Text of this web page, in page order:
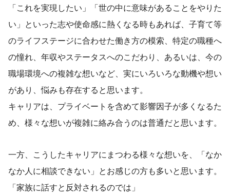
「これを実現したい」「世の中に意味があることをやりた
い」といった志や使命感に熱くなる時もあれば、子育て等
のライフステージに合わせた働き方の模索、特定の職種へ
の憧れ、年収やステータスへのこだわり、あるいは、今の
職場環境への複雑な想いなど、実にいろいろな動機や想い
があり、悩みも存在すると思います。
キャリアは、プライベートを含めて影響因子が多くなるた
め、様々な想いが複雑に絡み合うのは普通だと思います。
一方、こうしたキャリアにまつわる様々な想いを、「なか
なか人に相談できない」とお感じの方も多いと思います。
「家族に話すと反対されるのでは」